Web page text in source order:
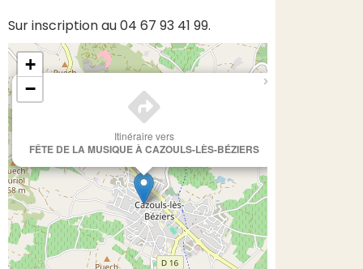
Sur inscription au 04 67 93 41 99.
Itinéraire vers
FÊTE DE LA MUSIQUE À CAZOULS-LÈS-BÉZIERS
×
+
−